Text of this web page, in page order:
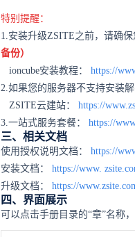
特别提醒：
1.安装升级ZSITE之前，请确
备份）
ioncube安装教程： https://
2.如果您的服务器不支持安装
ZSITE云建站： https://
3.一站式服务套餐： https://
三、相关文档
使用授权说明文档： https://
安装文档： https://www.
升级文档： https://
四、界面展示
可以点击手册目录的“章”名称